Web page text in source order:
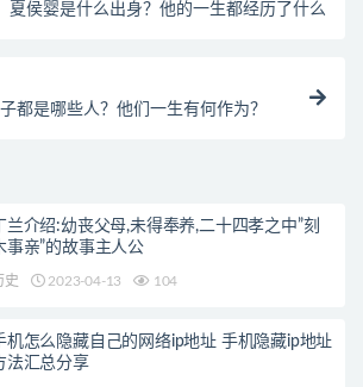
夏侯婴是什么出身？他的一生都经历了什么
都是哪些人？他们一生有何作为？
丁兰介绍:幼丧父母,未得奉养,二十四孝之中”刻
事亲”的故事主人公
史 2023-04-13 104
机怎么隐藏自己的网络ip地址 手机隐藏ip地址
法汇总分享